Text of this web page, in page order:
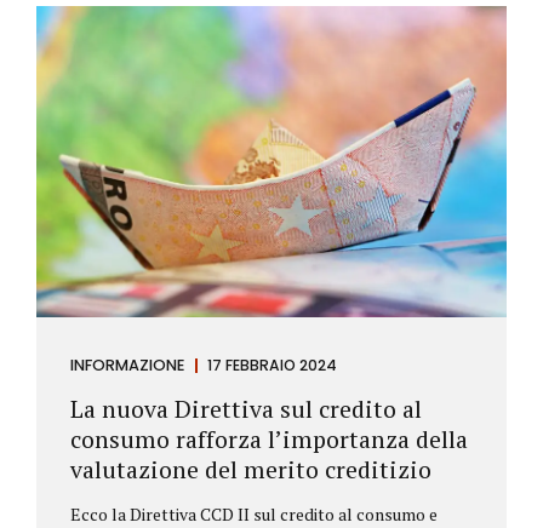
INFORMAZIONE 17 FEBBRAIO 2024
La nuova Direttiva sul credito al
consumo rafforza l’importanza della
valutazione del merito creditizio
Ecco la Direttiva CCD II sul credito al consumo e